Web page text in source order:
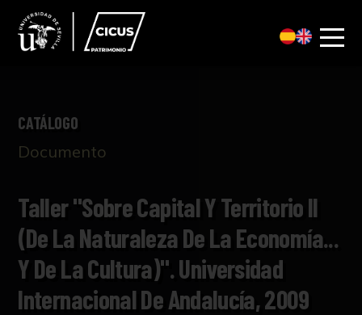
CATÁLOGO
Documento
Taller "Sobre Capital Y Territorio II
(de La Naturaleza De La Economía...
Y De La Cultura)". Universidad
Internacional De Andalucía, 2009